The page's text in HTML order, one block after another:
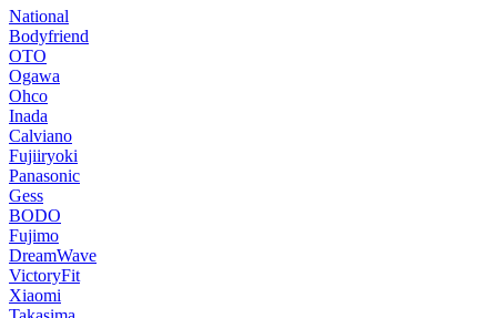
National
Bodyfriend
OTO
Ogawa
Ohco
Inada
Calviano
Fujiiryoki
Panasonic
Gess
BODO
Fujimo
DreamWave
VictoryFit
Xiaomi